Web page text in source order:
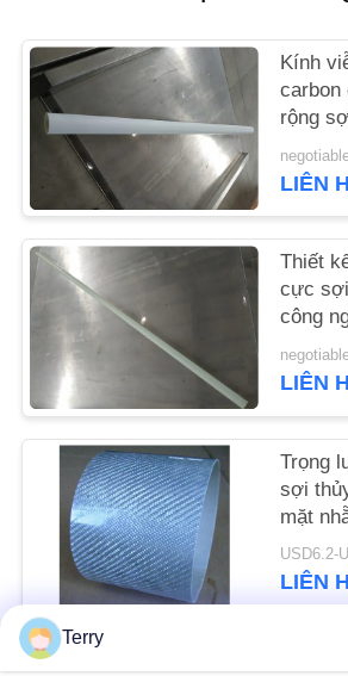
HỆ
CHÚNG
TÔI
YÊU
CẦU
BÁO
GIÁ
SƠ
ĐỒ
TRANG
WEB
PRIVACY
POLICY
Kính
rộng
LIÊN
Thiết
cực
công
dân
LIÊN
Trọng
sợi
mặt
cao
LIÊN
Terry